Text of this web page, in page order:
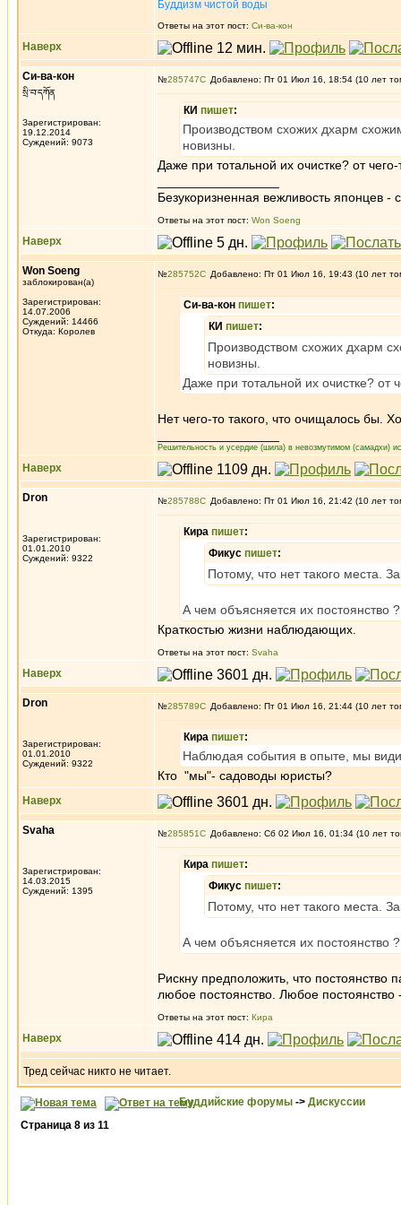
Буддизм чистой воды
Ответы на этот пост: Си-ва-кон
Наверх
Си-ва-кон
སྲི་བ་དཀོན
Зарегистрирован:
19.12.2014
Суждений: 9073
№285747 Добавлено: Пт 01 Июл 16, 18:54 (10 лет
КИ пишет:
Производством схожих дхарм
новизны.
Даже при тотальной их очистке? от чего-
Безукоризненная вежливость японцев -
Ответы на этот пост: Won Soeng
Наверх
Won Soeng
заблокирован(а)
Зарегистрирован:
14.07.2006
Суждений: 14466
Откуда: Королев
№285752 Добавлено: Пт 01 Июл 16, 19:43 (10 лет
Си-ва-кон пишет:
КИ пишет:
Производством схожих дхарм
новизны.
Даже при тотальной их очистке? от
Нет чего-то такого, что очищалось бы.
Решительность и усердие (шила) в невозмутимом (самадхи)
Наверх
Dron
Зарегистрирован:
01.01.2010
Суждений: 9322
№285788 Добавлено: Пт 01 Июл 16, 21:42 (10 лет
Кира пишет:
Фикус пишет:
Потому, что нет такого места.
А чем объясняется их постоянство ?
Краткостью жизни наблюдающих.
Ответы на этот пост: Svaha
Наверх
Dron
Зарегистрирован:
01.01.2010
Суждений: 9322
№285789 Добавлено: Пт 01 Июл 16, 21:44 (10 лет
Кира пишет:
Наблюдая события в опыте, мы
Кто "мы"- садоводы юристы?
Наверх
Svaha
Зарегистрирован:
14.03.2015
Суждений: 1395
№285851 Добавлено: Сб 02 Июл 16, 01:34 (10 лет
Кира пишет:
Фикус пишет:
Потому, что нет такого места.
А чем объясняется их постоянство ?
Рискну предположить, что
любое постоянство. Любое
Ответы на этот пост: Кира
Наверх
Тред сейчас никто не читает.
Буддийские форумы -> Дискуссии
Страница 8 из 11